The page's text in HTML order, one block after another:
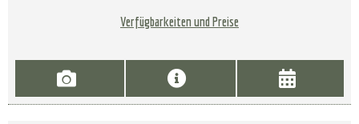
Verfügbarkeiten und Preise